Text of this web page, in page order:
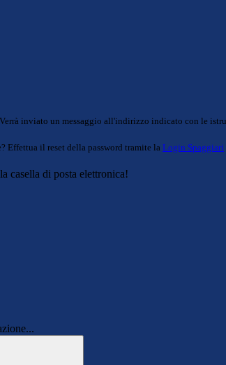
Verrà inviato un messaggio all'indirizzo indicato con le
Effettua il reset della password tramite la Login Spaggiari
casella di posta elettronica!